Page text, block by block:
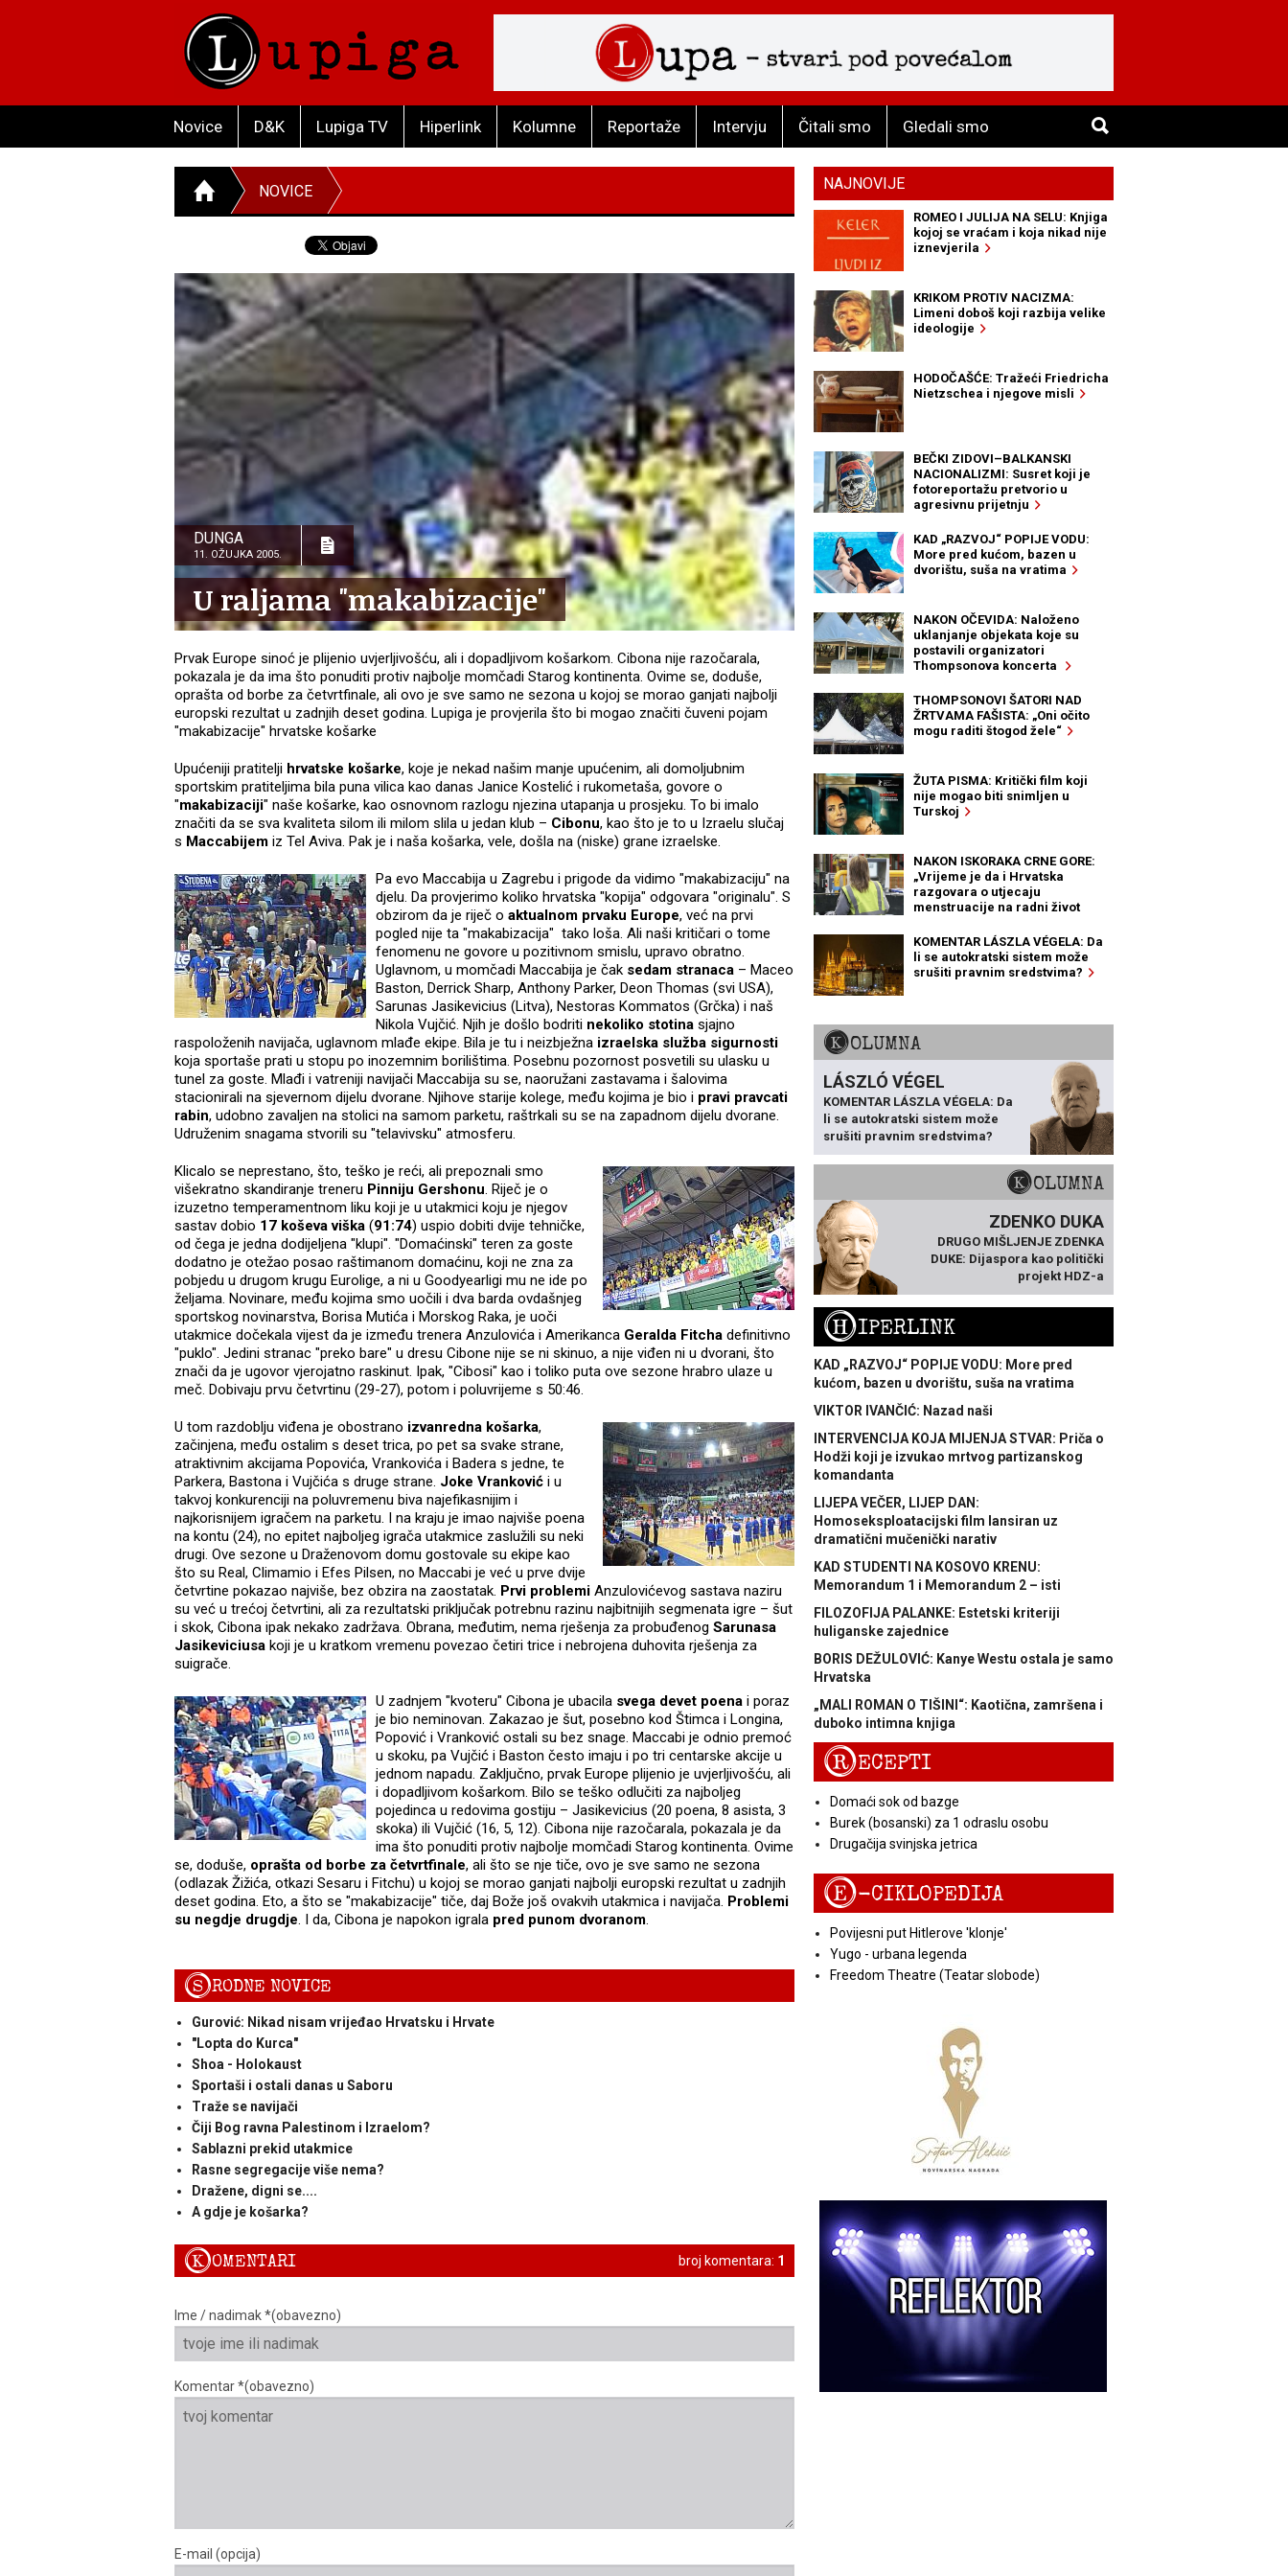
Novice D&K Lupiga TV Hiperlink Kolumne Reportaže Intervju Čitali smo Gledali smo
NOVICE
DUNGA
11. OŽUJKA 2005.
U raljama "makabizacije"
Prvak Europe sinoć je plijenio uvjerljivošću, ali i dopadljivom košarkom. Cibona nije razočarala,
pokazala je da ima što ponuditi protiv najbolje momčadi Starog kontinenta. Ovime se, doduše,
oprašta od borbe za četvrtfinale, ali ovo je sve samo ne sezona u kojoj se morao ganjati najbolji
europski rezultat u zadnjih deset godina. Lupiga je provjerila što bi mogao značiti čuveni pojam
"makabizacije" hrvatske košarke
Upućeniji pratitelji hrvatske košarke, koje je nekad našim manje upućenim, ali domoljubnim
sportskim pratiteljima bila puna vilica kao danas Janice Kostelić i rukometaša, govore o
"makabizaciji" naše košarke, kao osnovnom razlogu njezina utapanja u prosjeku. To bi imalo
značiti da se sva kvaliteta silom ili milom slila u jedan klub – Cibonu, kao što je to u Izraelu slučaj
s Maccabijem iz Tel Aviva. Pak je i naša košarka, vele, došla na (niske) grane izraelske.
Pa evo Maccabija u Zagrebu i prigode da vidimo "makabizaciju" na
djelu. Da provjerimo koliko hrvatska "kopija" odgovara "originalu". S
obzirom da je riječ o aktualnom prvaku Europe, već na prvi
pogled nije ta "makabizacija" tako loša. Ali naši kritičari o tome
fenomenu ne govore u pozitivnom smislu, upravo obratno.
Uglavnom, u momčadi Maccabija je čak sedam stranaca – Maceo
Baston, Derrick Sharp, Anthony Parker, Deon Thomas (svi USA),
Sarunas Jasikevicius (Litva), Nestoras Kommatos (Grčka) i naš
Nikola Vujčić. Njih je došlo bodriti nekoliko stotina sjajno
raspoloženih navijača, uglavnom mlađe ekipe. Bila je tu i neizbježna izraelska služba sigurnosti
koja sportaše prati u stopu po inozemnim borilištima. Posebnu pozornost posvetili su ulasku u
tunel za goste. Mlađi i vatreniji navijači Maccabija su se, naoružani zastavama i šalovima
stacionirali na sjevernom dijelu dvorane. Njihove starije kolege, među kojima je bio i pravi pravcati
rabin, udobno zavaljen na stolici na samom parketu, raštrkali su se na zapadnom dijelu dvorane.
Udruženim snagama stvorili su "telavivsku" atmosferu.
Klicalo se neprestano, što, teško je reći, ali prepoznali smo
višekratno skandiranje treneru Pinniju Gershonu. Riječ je o
izuzetno temperamentnom liku koji je u utakmici koju je njegov
sastav dobio 17 koševa viška (91:74) uspio dobiti dvije tehničke,
od čega je jedna dodijeljena "klupi". "Domaćinski" teren za goste
dodatno je otežao posao raštimanom domaćinu, koji ne zna za
pobjedu u drugom krugu Eurolige, a ni u Goodyearligi mu ne ide po
željama. Novinare, među kojima smo uočili i dva barda ovdašnjeg
sportskog novinarstva, Borisa Mutića i Morskog Raka, je uoči
utakmice dočekala vijest da je između trenera Anzulovića i Amerikanca Geralda Fitcha definitivno
"puklo". Jedini stranac "preko bare" u dresu Cibone nije se ni skinuo, a nije viđen ni u dvorani, što
znači da je ugovor vjerojatno raskinut. Ipak, "Cibosi" kao i toliko puta ove sezone hrabro ulaze u
meč. Dobivaju prvu četvrtinu (29-27), potom i poluvrijeme s 50:46.
U tom razdoblju viđena je obostrano izvanredna košarka,
začinjena, među ostalim s deset trica, po pet sa svake strane,
atraktivnim akcijama Popovića, Vrankovića i Badera s jedne, te
Parkera, Bastona i Vujčića s druge strane. Joke Vranković i u
takvoj konkurenciji na poluvremenu biva najefikasnijim i
najkorisnijem igračem na parketu. I na kraju je imao najviše poena
na kontu (24), no epitet najboljeg igrača utakmice zaslužili su neki
drugi. Ove sezone u Draženovom domu gostovale su ekipe kao
što su Real, Climamio i Efes Pilsen, no Maccabi je već u prve dvije
četvrtine pokazao najviše, bez obzira na zaostatak. Prvi problemi Anzulovićevog sastava naziru
su već u trećoj četvrtini, ali za rezultatski priključak potrebnu razinu najbitnijih segmenata igre – šut
i skok, Cibona ipak nekako zadržava. Obrana, međutim, nema rješenja za probuđenog Sarunasa
Jasikeviciusa koji je u kratkom vremenu povezao četiri trice i nebrojena duhovita rješenja za
suigrače.
U zadnjem "kvoteru" Cibona je ubacila svega devet poena i poraz
je bio neminovan. Zakazao je šut, posebno kod Štimca i Longina,
Popović i Vranković ostali su bez snage. Maccabi je odnio premoć
u skoku, pa Vujčić i Baston često imaju i po tri centarske akcije u
jednom napadu. Zaključno, prvak Europe plijenio je uvjerljivošću, ali
i dopadljivom košarkom. Bilo se teško odlučiti za najboljeg
pojedinca u redovima gostiju – Jasikevicius (20 poena, 8 asista, 3
skoka) ili Vujčić (16, 5, 12). Cibona nije razočarala, pokazala je da
ima što ponuditi protiv najbolje momčadi Starog kontinenta. Ovime
se, doduše, oprašta od borbe za četvrtfinale, ali što se nje tiče, ovo je sve samo ne sezona
(odlazak Žižića, otkazi Sesaru i Fitchu) u kojoj se morao ganjati najbolji europski rezultat u zadnjih
deset godina. Eto, a što se "makabizacije" tiče, daj Bože još ovakvih utakmica i navijača. Problemi
su negdje drugdje. I da, Cibona je napokon igrala pred punom dvoranom.
SRODNE NOVICE
Gurović: Nikad nisam vrijeđao Hrvatsku i Hrvate
"Lopta do Kurca"
Shoa - Holokaust
Sportaši i ostali danas u Saboru
Traže se navijači
Čiji Bog ravna Palestinom i Izraelom?
Sablazni prekid utakmice
Rasne segregacije više nema?
Dražene, digni se....
A gdje je košarka?
broj komentara: 1
KOMENTARI
Ime / nadimak *(obavezno)
Komentar *(obavezno)
E-mail (opcija)
NAJNOVIJE
ROMEO I JULIJA NA SELU: Knjiga
kojoj se vraćam i koja nikad nije
iznevjerila
KRIKOM PROTIV NACIZMA:
Limeni doboš koji razbija velike
ideologije
HODOČAŠĆE: Tražeći Friedricha
Nietzschea i njegove misli
BEČKI ZIDOVI–BALKANSKI
NACIONALIZMI: Susret koji je
fotoreportažu pretvorio u
agresivnu prijetnju
KAD „RAZVOJ“ POPIJE VODU:
More pred kućom, bazen u
dvorištu, suša na vratima
NAKON OČEVIDA: Naloženo
uklanjanje objekata koje su
postavili organizatori
Thompsonova koncerta
THOMPSONOVI ŠATORI NAD
ŽRTVAMA FAŠISTA: „Oni očito
mogu raditi štogod žele“
ŽUTA PISMA: Kritički film koji
nije mogao biti snimljen u
Turskoj
NAKON ISKORAKA CRNE GORE:
„Vrijeme je da i Hrvatska
razgovara o utjecaju
menstruacije na radni život
KOMENTAR LÁSZLA VÉGELA: Da
li se autokratski sistem može
srušiti pravnim sredstvima?
KOLUMNA
LÁSZLÓ VÉGEL
KOMENTAR LÁSZLA VÉGELA: Da
li se autokratski sistem može
srušiti pravnim sredstvima?
KOLUMNA
ZDENKO DUKA
DRUGO MIŠLJENJE ZDENKA
DUKE: Dijaspora kao politički
projekt HDZ-a
HIPERLINK
KAD „RAZVOJ“ POPIJE VODU: More pred
kućom, bazen u dvorištu, suša na vratima
VIKTOR IVANČIĆ: Nazad naši
INTERVENCIJA KOJA MIJENJA STVAR: Priča o
Hodži koji je izvukao mrtvog partizanskog
komandanta
LIJEPA VEČER, LIJEP DAN:
Homoseksploatacijski film lansiran uz
dramatični mučenički narativ
KAD STUDENTI NA KOSOVO KRENU:
Memorandum 1 i Memorandum 2 – isti
FILOZOFIJA PALANKE: Estetski kriteriji
huliganske zajednice
BORIS DEŽULOVIĆ: Kanye Westu ostala je samo
Hrvatska
„MALI ROMAN O TIŠINI“: Kaotična, zamršena i
duboko intimna knjiga
RECEPTI
Domaći sok od bazge
Burek (bosanski) za 1 odraslu osobu
Drugačija svinjska jetrica
E-CIKLOPEDIJA
Povijesni put Hitlerove 'klonje'
Yugo - urbana legenda
Freedom Theatre (Teatar slobode)